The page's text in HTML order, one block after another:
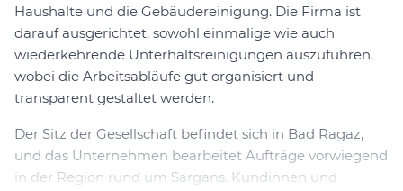
Haushalte und die Gebäudereinigung. Die Firma ist
darauf ausgerichtet, sowohl einmalige wie auch
wiederkehrende Unterhaltsreinigungen auszuführen,
wobei die Arbeitsabläufe gut organisiert und
transparent gestaltet werden.
Der Sitz der Gesellschaft befindet sich in Bad Ragaz,
und das Unternehmen bearbeitet Aufträge vorwiegend
in der Region rund um Sargans. Kundinnen und